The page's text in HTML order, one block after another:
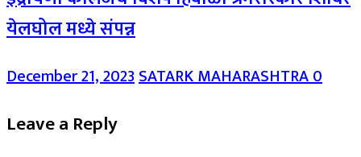
येलघोल मध्ये संपन्न
December 21, 2023SATARK MAHARASHTRA0
Leave a Reply